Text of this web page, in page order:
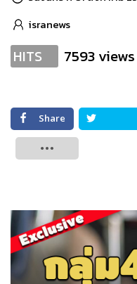
isranews
HITS 7593 views
Share